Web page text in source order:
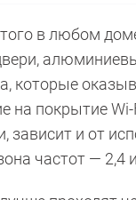
в любом
которые
на покрытие
зависит и от
частот — 2,4